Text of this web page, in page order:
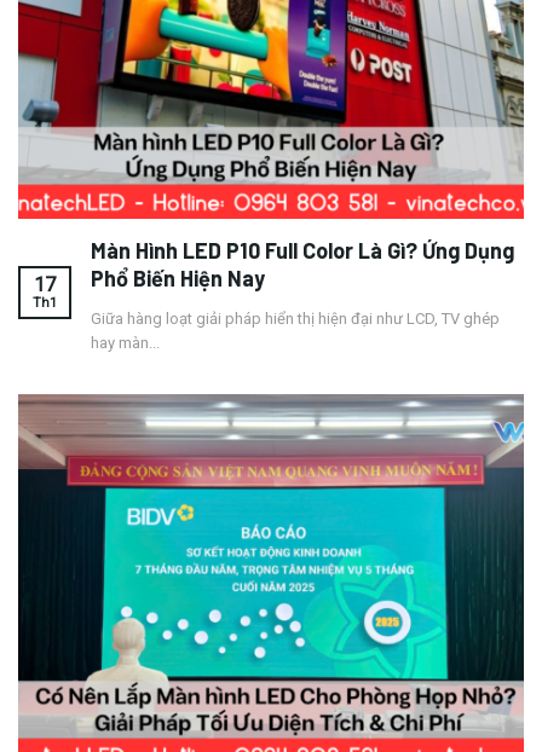
Màn Hình LED P10 Full Color Là Gì? Ứng Dụng
Phổ Biến Hiện Nay
Giữa hàng loạt giải pháp hiển thị hiện đại như LCD, TV ghép
hay màn...
17
Th1